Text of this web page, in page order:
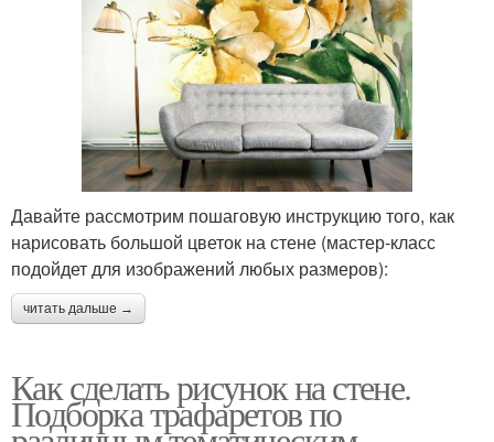
Давайте рассмотрим пошаговую инструкцию того, как
нарисовать большой цветок на стене (мастер-класс
подойдет для изображений любых размеров):
читать дальше →
Как сделать рисунок на стене.
Подборка трафаретов по